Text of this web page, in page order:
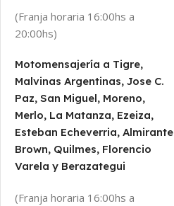
(Franja horaria 16:00hs a
20:00hs)
Motomensajería a Tigre,
Malvinas Argentinas, Jose C.
Paz, San Miguel, Moreno,
Merlo, La Matanza, Ezeiza,
Esteban Echeverria, Almirante
Brown, Quilmes, Florencio
Varela y Berazategui
(Franja horaria 16:00hs a